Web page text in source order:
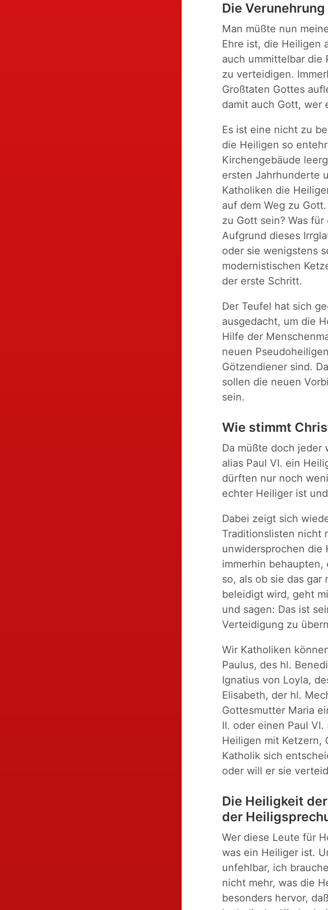
Die
Man müßte nun
Ehre ist, die Heiligen
auch ummittelbar die
zu verteidigen.
Großtaten Gottes
damit auch Gott, wer
Es ist eine nicht zu
die Heiligen so
Kirchengebäude
ersten Jahrhunderte
Katholiken die
auf dem Weg zu
zu Gott sein? Was
Aufgrund dieses
oder sie wenigstens
modernistischen
der erste Schritt.
Der Teufel hat sich
ausgedacht, um die
Hilfe der
neuen
Götzendiener sind.
sollen die neuen
sein.
Wie stimmt
Da müßte doch jeder
alias Paul VI. ein
dürften nur noch
echter Heiliger ist
Dabei zeigt sich
Traditionslisten nicht
unwidersprochen die
immerhin
so, als ob sie das
beleidigt wird, geht
und sagen: Das ist
Verteidigung zu
Wir Katholiken
Paulus, des hl.
Ignatius von Loyla,
Elisabeth, der hl.
Gottesmutter Maria
II. oder einen Paul
Heiligen mit Ketzern,
Katholik sich
oder will er sie
Die Heiligkeit
der
Wer diese Leute für
was ein Heiliger ist.
unfehlbar, ich
nicht mehr, was die
besonders hervor,